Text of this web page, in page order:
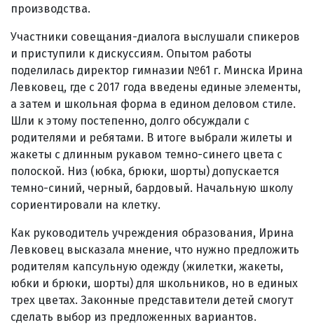
производства.
Участники совещания-диалога выслушали спикеров
и приступили к дискуссиям. Опытом работы
поделилась директор гимназии №61 г. Минска Ирина
Левковец, где с 2017 года введены единые элементы,
а затем и школьная форма в едином деловом стиле.
Шли к этому постепенно, долго обсуждали с
родителями и ребятами. В итоге выбрали жилеты и
жакеты с длинным рукавом темно-синего цвета с
полоской. Низ (юбка, брюки, шорты) допускается
темно-синий, черный, бардовый. Начальную школу
сориентировали на клетку.
Как руководитель учреждения образования, Ирина
Левковец высказала мнение, что нужно предложить
родителям капсульную одежду (жилетки, жакеты,
юбки и брюки, шорты) для школьников, но в единых
трех цветах. Законные представители детей смогут
сделать выбор из предложенных вариантов.